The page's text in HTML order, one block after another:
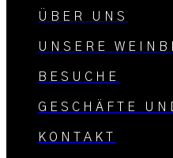
ÜBER UNS
UNSERE
BESUCHE
GESCHÄFTE
KONTAKT